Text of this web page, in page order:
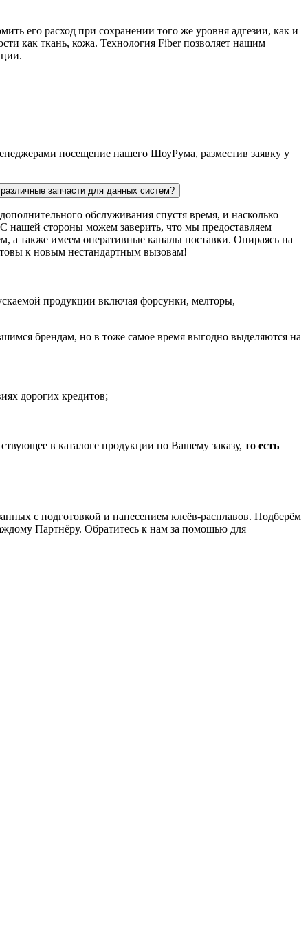
его расход при сохранении того же уровня адгезии, как и
как ткань, кожа. Технология Fiber позволяет нашим
посещение нашего ШоуРума, разместив заявку у
запчасти для данных систем?
обслуживания спустя время, и насколько
нашей стороны можем заверить, что мы предоставляем
а также имеем оперативные каналы поставки. Опираясь на
к новым нестандартным вызовам!
продукции включая форсунки, мелторы,
брендам, но в тоже самое время выгодно выделяются на
дорогих кредитов;
в каталоге продукции по Вашему заказу, то есть
с подготовкой и нанесением клеёв-расплавов. Подберём
Партнёру. Обратитесь к нам за помощью для